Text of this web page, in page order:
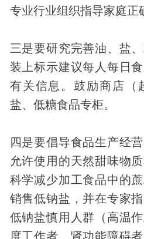
专业行业组织指导家庭正
三是要研究完善油、盐
装上标示建议每人每日
有关信息。鼓励商店（
盐、低糖食品专柜。
四是要倡导食品生产经
允许使用的天然甜味物
科学减少加工食品中的
销售低钠盐，并在专家
低钠盐慎用人群（高温
度工作者、肾功能障碍